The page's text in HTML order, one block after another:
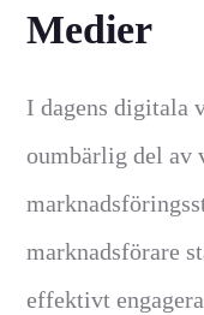
Medier
I dagens digitala
oumbärlig del av
marknadsförare
effektivt